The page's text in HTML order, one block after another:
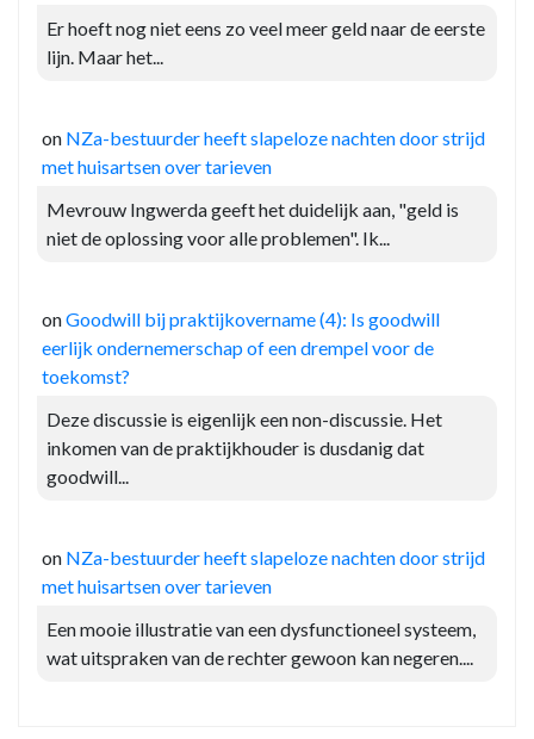
Er hoeft nog niet eens zo veel meer geld naar de eerste
lijn. Maar het...
on NZa-bestuurder heeft slapeloze nachten door strijd
met huisartsen over tarieven
Mevrouw Ingwerda geeft het duidelijk aan, "geld is
niet de oplossing voor alle problemen". Ik...
onGoodwill bij praktijkovername (4): Is goodwill
eerlijk ondernemerschap of een drempel voor de
toekomst?
Deze discussie is eigenlijk een non-discussie. Het
inkomen van de praktijkhouder is dusdanig dat
goodwill...
on NZa-bestuurder heeft slapeloze nachten door strijd
met huisartsen over tarieven
Een mooie illustratie van een dysfunctioneel systeem,
wat uitspraken van de rechter gewoon kan negeren....